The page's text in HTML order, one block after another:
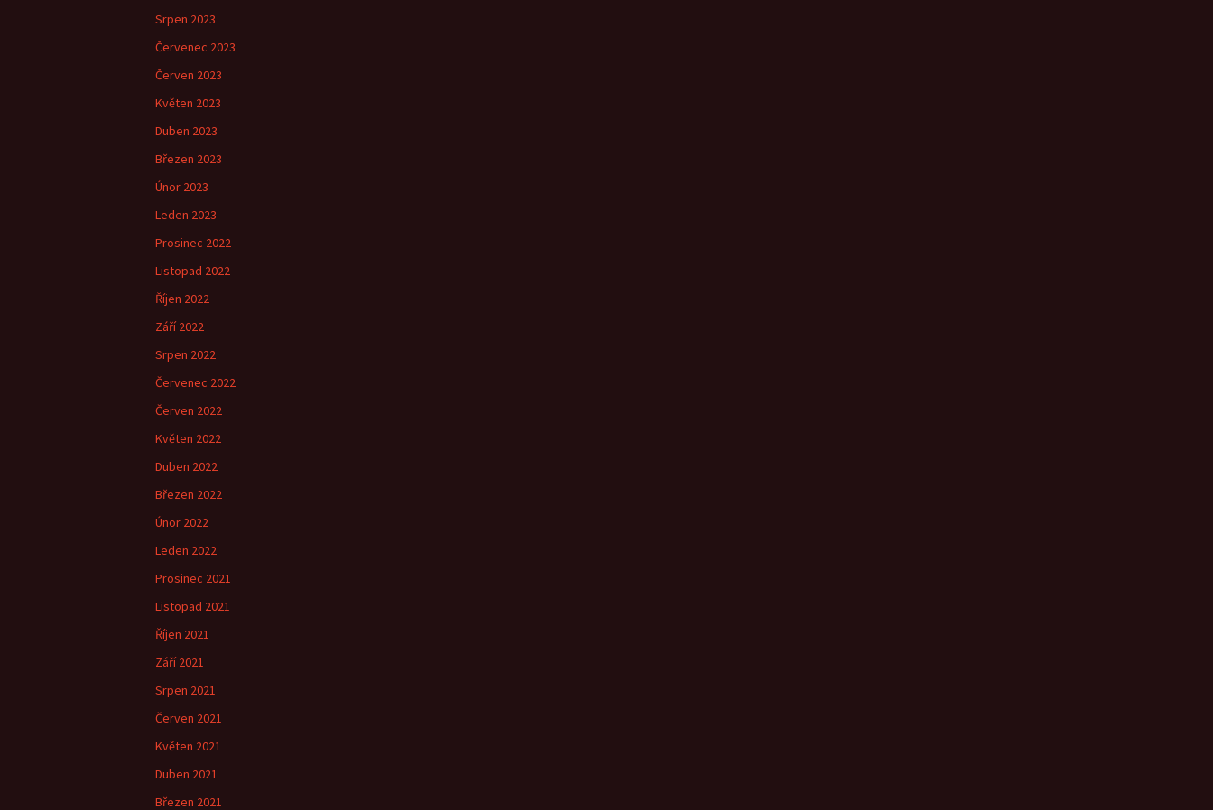
Srpen 2023
Červenec 2023
Červen 2023
Květen 2023
Duben 2023
Březen 2023
Únor 2023
Leden 2023
Prosinec 2022
Listopad 2022
Říjen 2022
Září 2022
Srpen 2022
Červenec 2022
Červen 2022
Květen 2022
Duben 2022
Březen 2022
Únor 2022
Leden 2022
Prosinec 2021
Listopad 2021
Říjen 2021
Září 2021
Srpen 2021
Červen 2021
Květen 2021
Duben 2021
Březen 2021